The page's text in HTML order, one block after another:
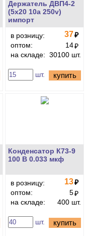
Держатель ДВП4-2
(5x20 10a 250v)
импорт
в розницу:
37₽
оптом:
14₽
на складе: 30100 шт.
шт. купить
Конденсатор К73-9
100 В 0.033 мкф
в розницу: 13₽
оптом:
5₽
на складе:
400 шт.
шт. купить